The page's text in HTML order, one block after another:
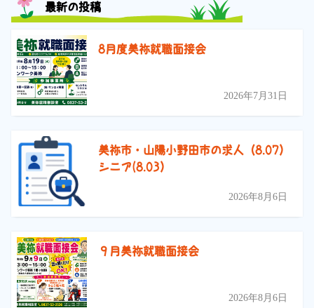
最新の投稿
8月度美祢就職面接会
2026年7月31日
美祢市・山陽小野田市の求人（8.07）
シニア(8.03）
2026年8月6日
９月美祢就職面接会
2026年8月6日